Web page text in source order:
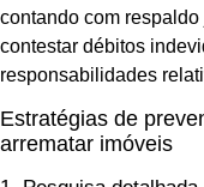
contando com
contestar débitos
responsabilidades
Estratégias de
arrematar imóveis